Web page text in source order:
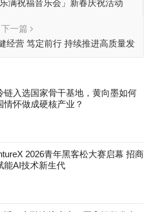
满祝福音乐会」新春庆祝活动
下一篇
经营 笃定前行 持续推进高质量发
链入选国家骨干基地，黄向墨如何
情怀做成硬核产业？
2026青年黑客松大赛启幕 招商
能AI技术新生代